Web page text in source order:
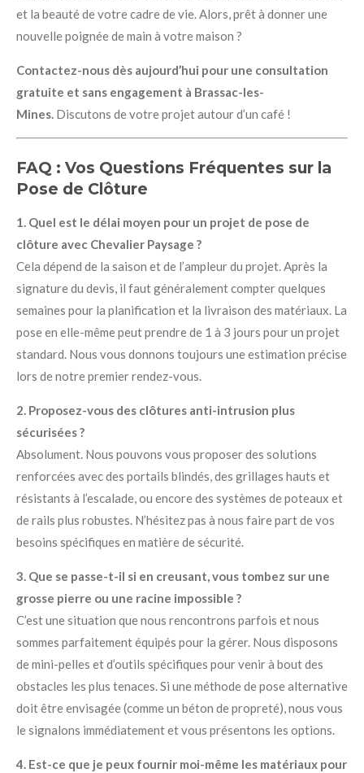
et la beauté de votre cadre de vie. Alors, prêt à donner une
nouvelle poignée de main à votre maison ?
Contactez-nous dès aujourd’hui pour une consultation
gratuite et sans engagement à Brassac-les-
Mines. Discutons de votre projet autour d’un café !
FAQ : Vos Questions Fréquentes sur la
Pose de Clôture
1. Quel est le délai moyen pour un projet de pose de
clôture avec Chevalier Paysage ?
Cela dépend de la saison et de l’ampleur du projet. Après la
signature du devis, il faut généralement compter quelques
semaines pour la planification et la livraison des matériaux. La
pose en elle-même peut prendre de 1 à 3 jours pour un projet
standard. Nous vous donnons toujours une estimation précise
lors de notre premier rendez-vous.
2. Proposez-vous des clôtures anti-intrusion plus
sécurisées ?
Absolument. Nous pouvons vous proposer des solutions
renforcées avec des portails blindés, des grillages hauts et
résistants à l’escalade, ou encore des systèmes de poteaux et
de rails plus robustes. N’hésitez pas à nous faire part de vos
besoins spécifiques en matière de sécurité.
3. Que se passe-t-il si en creusant, vous tombez sur une
grosse pierre ou une racine impossible ?
C’est une situation que nous rencontrons parfois et nous
sommes parfaitement équipés pour la gérer. Nous disposons
de mini-pelles et d’outils spécifiques pour venir à bout des
obstacles les plus tenaces. Si une méthode de pose alternative
doit être envisagée (comme un béton de propreté), nous vous
le signalons immédiatement et vous présentons les options.
4. Est-ce que je peux fournir moi-même les matériaux pour